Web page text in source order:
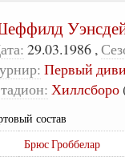
29.03.1986 ,
Первый
Хиллсборо
состав
Брюс Гроббелар